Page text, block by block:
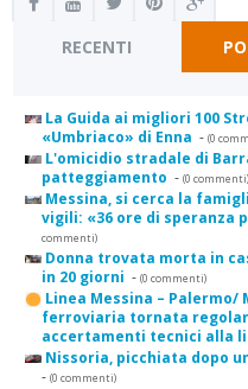
RECENTI
La Guida ai migliori 100
«Umbriaco» di Enna - (0
L'omicidio stradale di
patteggiamento - (0 commenti)
Messina, si cerca la
vigili: «36 ore di speranza
commenti)
Donna trovata morta in
in 20 giorni - (0 commenti)
Linea Messina – Palermo/
ferroviaria tornata
accertamenti tecnici alla
Nissoria, picchiata dopo
- (0 commenti)